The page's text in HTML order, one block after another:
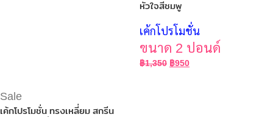
Sale
เค้กโปรโมชั่น ทรงเหลี่ยม สกรีน
หัวใจสีชมพู
เค้กโปรโมชั่น
ขนาด 2 ปอนด์
฿1,350 ฿950